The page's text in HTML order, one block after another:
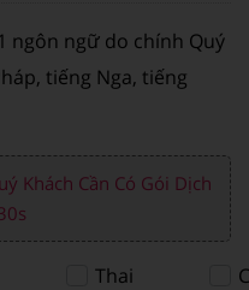
ngôn ngữ do chính Quý
tiếng Nga, tiếng
Khách Cần Có Gói Dịch
Thai